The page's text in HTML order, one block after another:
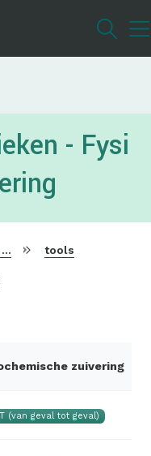
- Fysi
tools
zuivering
(van geval tot geval)